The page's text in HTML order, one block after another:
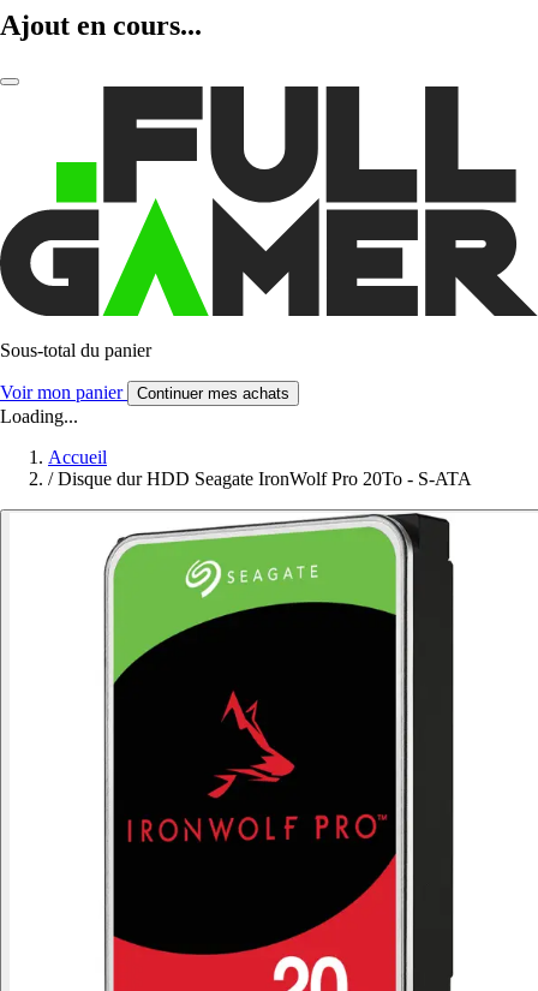
Ajout en cours...
Sous-total du panier
Voir mon panier Continuer mes achats
Loading...
Accueil
/ Disque dur HDD Seagate IronWolf Pro 20To - S-ATA